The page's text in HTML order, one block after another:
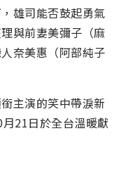
雄司能否鼓起勇氣
與前妻美彌子（麻
奈美惠（阿部純子
主演的笑中帶淚新
21日於全台溫暖獻